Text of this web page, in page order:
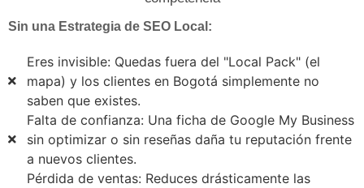
Sin una Estrategia de SEO Local:
Eres invisible: Quedas fuera del "Local Pack" (el
mapa) y los clientes en Bogotá simplemente no
saben que existes.
Falta de confianza: Una ficha de Google My Business
sin optimizar o sin reseñas daña tu reputación frente
a nuevos clientes.
Pérdida de ventas: Reduces drásticamente las